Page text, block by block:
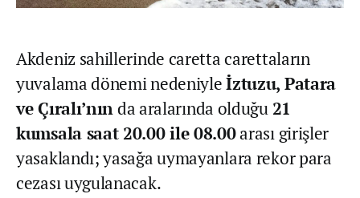
Akdeniz sahillerinde caretta carettaların
yuvalama dönemi nedeniyleİztuzu, Patara
ve Çıralı’nında aralarında olduğu 21
kumsala saat 20.00 ile 08.00arası girişler
yasaklandı; yasağa uymayanlara rekor para
cezası uygulanacak.